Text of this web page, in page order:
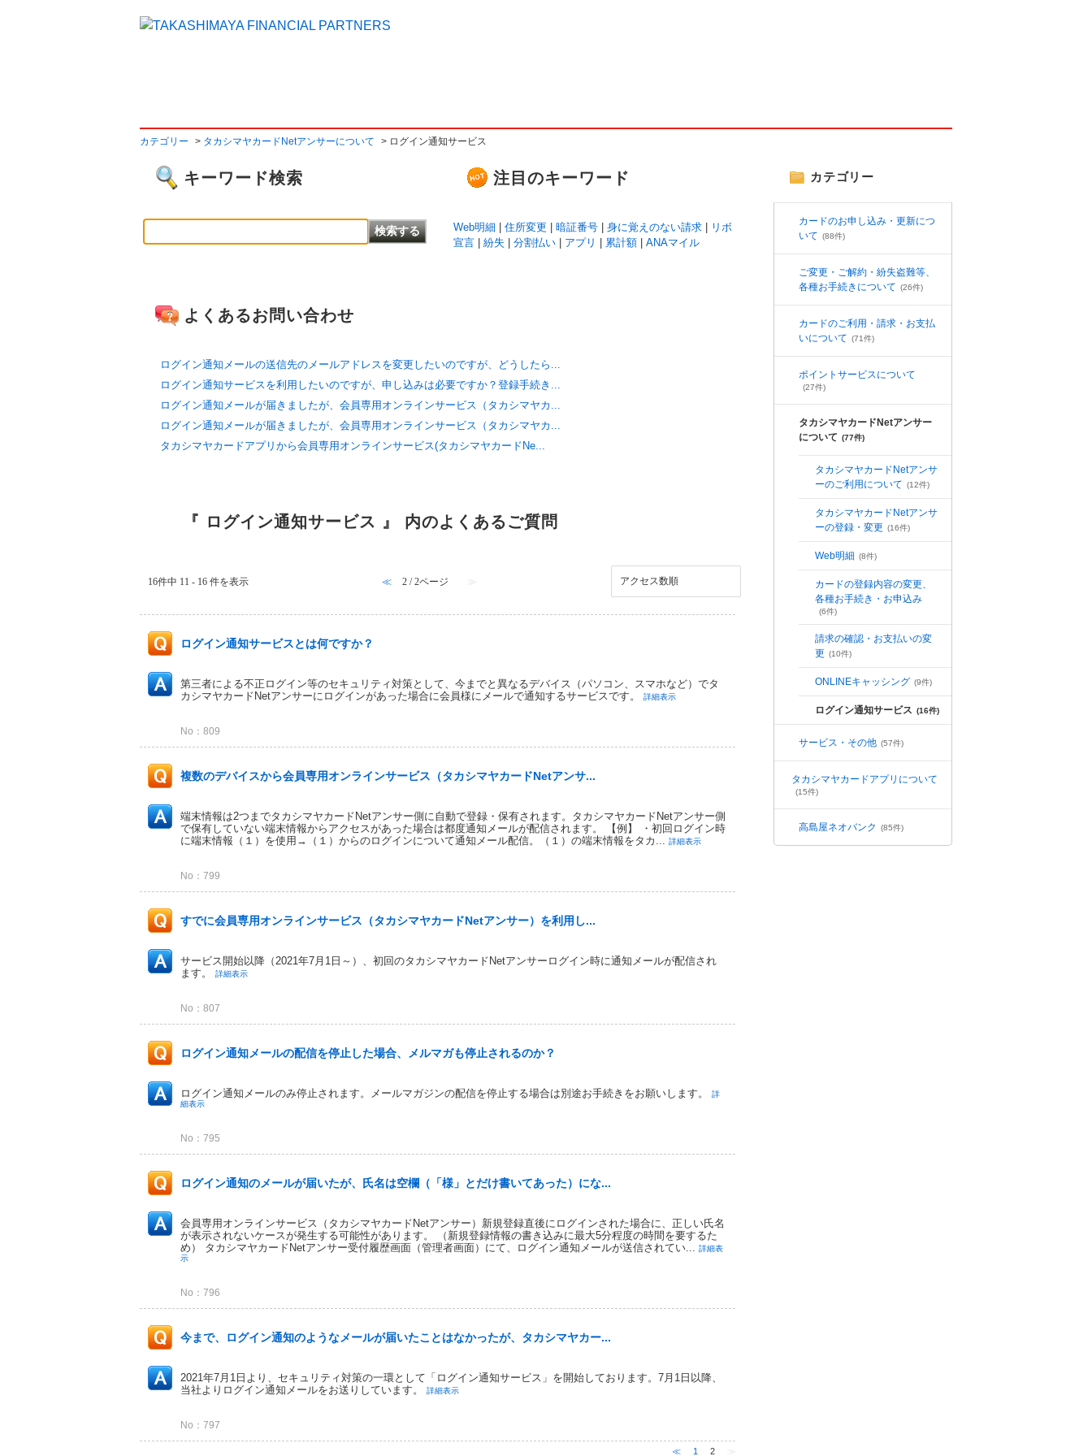
カテゴリー > タカシマヤカードNetアンサーについて > ログイン通知サービス
カテゴリー
カードのお申し込み・更新につ
いて (88件)
ご変更・ご解約・紛失盗難等、
各種お手続きについて (26件)
カードのご利用・請求・お支払
いについて (71件)
ポイントサービスについて
(27件)
タカシマヤカードNetアンサー
について (77件)
タカシマヤカードNetアンサ
ーのご利用について (12件)
タカシマヤカードNetアンサ
ーの登録・変更 (16件)
Web明細 (8件)
カードの登録内容の変更、
各種お手続き・お申込み
(6件)
請求の確認・お支払いの変
更 (10件)
ONLINEキャッシング (9件)
ログイン通知サービス (16件)
サービス・その他 (57件)
タカシマヤカードアプリについて
(15件)
高島屋ネオバンク (85件)
キーワード検索 注目のキーワード
Web明細 住所変更 暗証番号 身に覚えのない請求
リボ
宣言
紛失 分割払い アプリ 累計額 ANAマイル
よくあるお問い合わせ
ログイン通知メールの送信先のメールアドレスを変更したいのですが、どうしたら...
ログイン通知サービスを利用したいのですが、申し込みは必要ですか？登録手続き...
ログイン通知メールが届きましたが、会員専用オンラインサービス（タカシマヤカ...
ログイン通知メールが届きましたが、会員専用オンラインサービス（タカシマヤカ...
タカシマヤカードアプリから会員専用オンラインサービス(タカシマヤカードNe...
『 ログイン通知サービス 』 内のよくあるご質問
16件中 11 - 16 件を表示 ≪ 2 / 2ページ ≫
ログイン通知サービスとは何ですか？
第三者による不正ログイン等のセキュリティ対策として、今までと異なるデバイス（パソコン、スマホなど）でタ
カシマヤカードNetアンサーにログインがあった場合に会員様にメールで通知するサービスです。
詳細表示
No：809
複数のデバイスから会員専用オンラインサービス（タカシマヤカードNetアンサ...
端末情報は2つまでタカシマヤカードNetアンサー側に自動で登録・保有されます。タカシマヤカードNetアンサー側
で保有していない端末情報からアクセスがあった場合は都度通知メールが配信されます。 【例】 ・初回ログイン時
に端末情報（１）を使用→（１）からのログインについて通知メール配信。（１）の端末情報をタカ... 詳細表示
No：799
すでに会員専用オンラインサービス（タカシマヤカードNetアンサー）を利用し...
サービス開始以降（2021年7月1日～）、初回のタカシマヤカードNetアンサーログイン時に通知メールが配信され
ます。
詳細表示
No：807
ログイン通知メールの配信を停止した場合、メルマガも停止されるのか？
ログイン通知メールのみ停止されます。メールマガジンの配信を停止する場合は別途お手続きをお願いします。
詳
細表示
No：795
ログイン通知のメールが届いたが、氏名は空欄（「様」とだけ書いてあった）にな...
会員専用オンラインサービス（タカシマヤカードNetアンサー）新規登録直後にログインされた場合に、正しい氏名
が表示されないケースが発生する可能性があります。 （新規登録情報の書き込みに最大5分程度の時間を要するた
め） タカシマヤカードNetアンサー受付履歴画面（管理者画面）にて、ログイン通知メールが送信されてい... 詳細表
示
No：796
今まで、ログイン通知のようなメールが届いたことはなかったが、タカシマヤカー...
2021年7月1日より、セキュリティ対策の一環として「ログイン通知サービス」を開始しております。7月1日以降、
当社よりログイン通知メールをお送りしています。
詳細表示
No：797
≪ 1 2